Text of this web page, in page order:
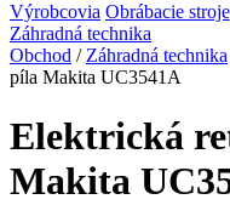
Výrobcovia Obrábacie stroje
Záhradná technika
Obchod / Záhradná technika
píla Makita UC3541A
Elektrická
Makita